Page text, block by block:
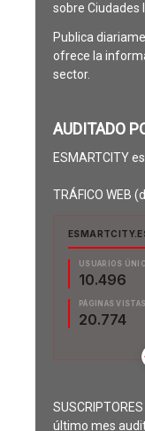
sobre Ciudades
Publica
ofrece la
sector.
AUDITADO
ESMARTCITY
TRÁFICO WEB
último mes